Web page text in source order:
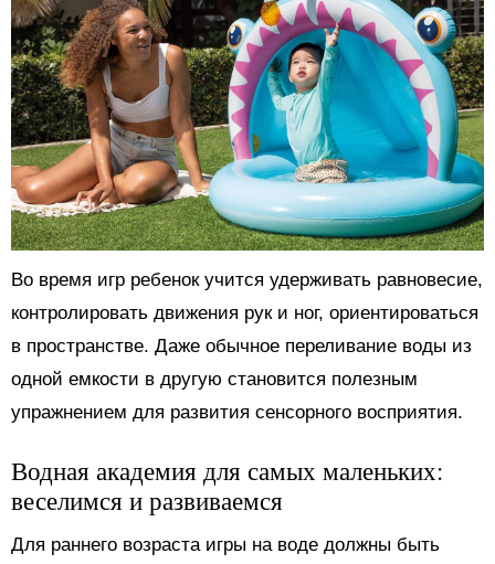
Во время игр ребенок учится удерживать равновесие,
контролировать движения рук и ног, ориентироваться
в пространстве. Даже обычное переливание воды из
одной емкости в другую становится полезным
упражнением для развития сенсорного восприятия.
Водная академия для самых маленьких:
веселимся и развиваемся
Для раннего возраста игры на воде должны быть